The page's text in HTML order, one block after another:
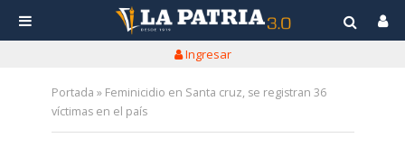
Ingresar
Portada » Feminicidio en Santa cruz, se registran 36
víctimas en el país